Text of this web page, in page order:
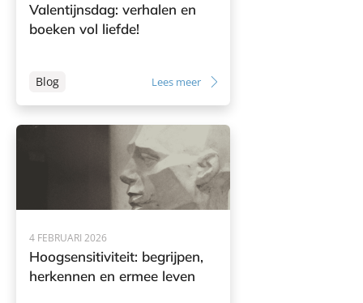
Valentijnsdag: verhalen en
boeken vol liefde!
Blog Lees meer
4 FEBRUARI 2026
Hoogsensitiviteit: begrijpen,
herkennen en ermee leven